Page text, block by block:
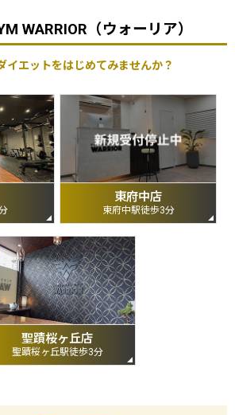
WARRIOR（ウォーリア）
イエットをはじめてみませんか？
東府中店
東府中駅徒歩3分
聖蹟桜ヶ丘店
聖蹟桜ヶ丘駅徒歩3分